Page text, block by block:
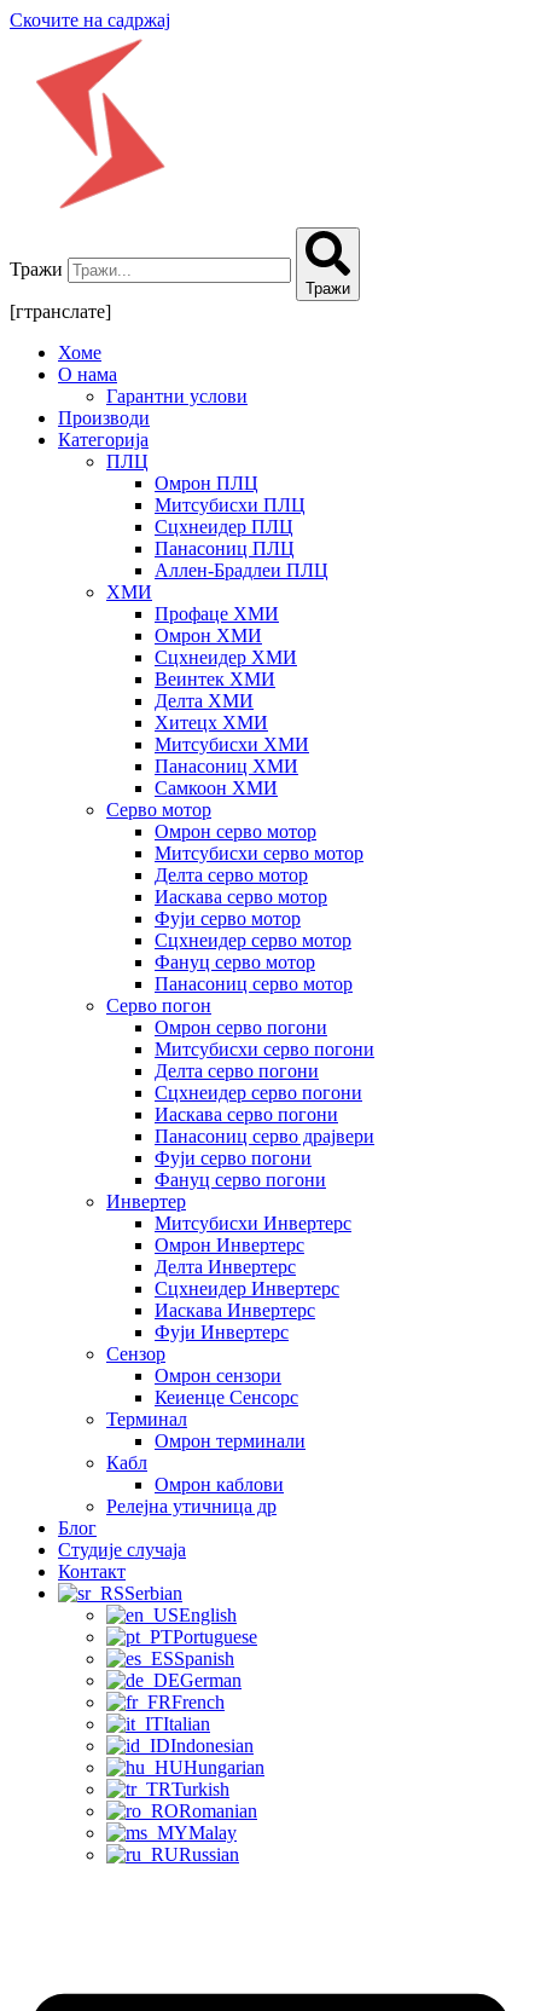
Скочите на садржај
Тражи
Тражи
[гтранслате]
Хоме
О нама
Гарантни услови
Производи
Категорија
ПЛЦ
Омрон ПЛЦ
Митсубисхи ПЛЦ
Сцхнеидер ПЛЦ
Панасониц ПЛЦ
Аллен-Брадлеи ПЛЦ
ХМИ
Профаце ХМИ
Омрон ХМИ
Сцхнеидер ХМИ
Веинтек ХМИ
Делта ХМИ
Хитецх ХМИ
Митсубисхи ХМИ
Панасониц ХМИ
Самкоон ХМИ
Серво мотор
Омрон серво мотор
Митсубисхи серво мотор
Делта серво мотор
Иаскава серво мотор
Фуји серво мотор
Сцхнеидер серво мотор
Фануц серво мотор
Панасониц серво мотор
Серво погон
Омрон серво погони
Митсубисхи серво погони
Делта серво погони
Сцхнеидер серво погони
Иаскава серво погони
Панасониц серво драјвери
Фуји серво погони
Фануц серво погони
Инвертер
Митсубисхи Инвертерс
Омрон Инвертерс
Делта Инвертерс
Сцхнеидер Инвертерс
Иаскава Инвертерс
Фуји Инвертерс
Сензор
Омрон сензори
Кеиенце Сенсорс
Терминал
Омрон терминали
Кабл
Омрон каблови
Релејна утичница др
Блог
Студије случаја
Контакт
Serbian
English
Portuguese
Spanish
German
French
Italian
Indonesian
Hungarian
Turkish
Romanian
Malay
Russian